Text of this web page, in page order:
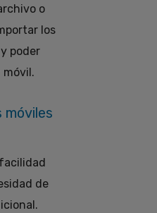
o
los
poder
móvil.
móviles
de